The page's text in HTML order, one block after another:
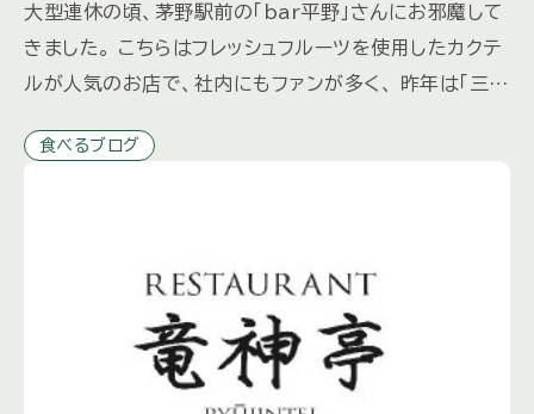
大型連休の頃、茅野駅前の「bar平野」さんにお邪魔して
きました。 こちらはフレッシュフルーツを使用したカクテ
ルが人気のお店で、社内にもファンが多く、 昨年は「三井
スター […]
食べるブログ